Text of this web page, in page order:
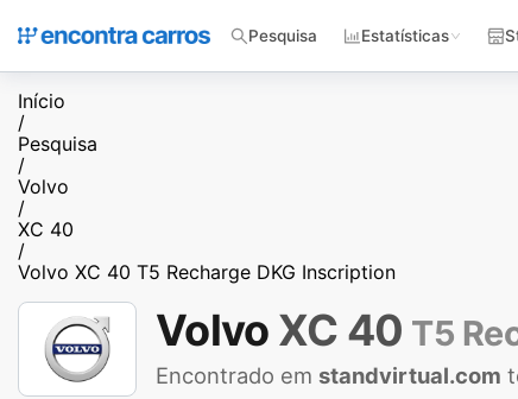
Pesquisa Estatísticas
Início
/
Pesquisa
/
Volvo
/
XC 40
/
Volvo XC 40 T5 Recharge DKG Inscription
Volvo XC 40 T5
Encontrado em standvirtual.com